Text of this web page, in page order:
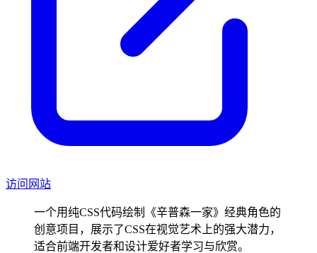
访问网站
一个用纯CSS代码绘制《辛普森一家》经典角色的
创意项目，展示了CSS在视觉艺术上的强大潜力，
适合前端开发者和设计爱好者学习与欣赏。